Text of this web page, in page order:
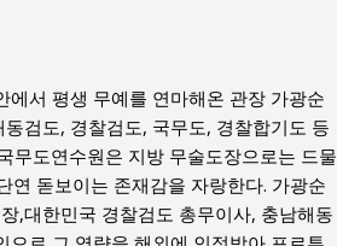
서 평생 무예를 연마해온 관장 가광순
검도, 경찰검도, 국무도, 경찰합기도 등
무도연수원은 지방 무술도장으로는 드물
연 돋보이는 존재감을 자랑한다. 가광순
,대한민국 경찰검도 총무이사, 충남해동